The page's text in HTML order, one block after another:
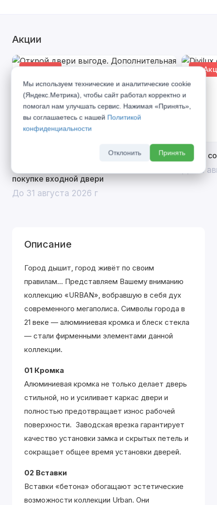
Акции
% Акция
Открой двери выгоде. Дополнительная
покупке входной двери
До 31 августа 2026 г
%
Divilux
До 31
Описание
Город дышит, город живёт по своим
правилам... Представляем Вашему вниманию
коллекцию «URBAN», вобравшую в себя дух
современного мегаполиса. Символы города в
21 веке — алюминиевая кромка и блеск стекла
— стали фирменными элементами данной
коллекции.
01 Кромка
Алюминиевая кромка не только делает дверь
стильной, но и усиливает каркас двери и
полностью предотвращает износ рабочей
поверхности. Заводская врезка гарантирует
качество установки замка и скрытых петель и
сокращает общее время установки дверей.
02 Вставки
Вставки «бетона» обогащают эстетические
возможности коллекции Urban. Они
Мы используем технические и аналитические cookie
(Яндекс.Метрика), чтобы сайт работал корректно и
помогал нам улучшать сервис. Нажимая «Принять»,
вы соглашаетесь с нашей Политикой
конфиденциальности
Отклонить Принять